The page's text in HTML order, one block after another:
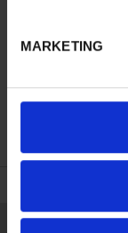
MARKETING